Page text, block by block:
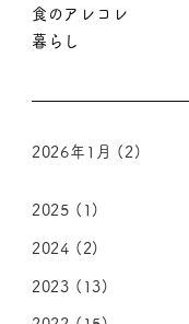
食のアレコレ
暮らし
2026年1月 (2)
2025 (1)
2024 (2)
2023 (13)